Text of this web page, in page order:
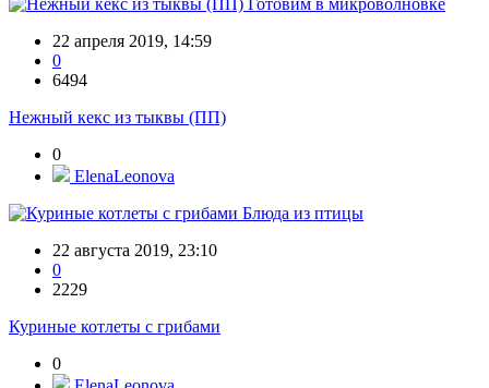
Готовим в микроволновке
22 апреля 2019, 14:59
0
6494
Нежный кекс из тыквы (ПП)
0
ElenaLeonova
Блюда из птицы
22 августа 2019, 23:10
0
2229
Куриные котлеты с грибами
0